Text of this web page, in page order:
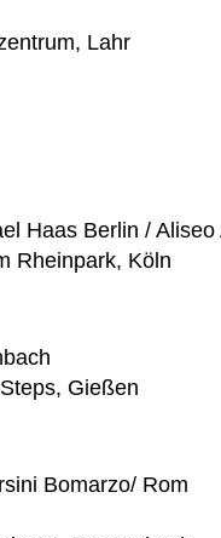
Lahr
Haas Berlin /
Rheinpark, Köln
Gießen
Bomarzo/ Rom